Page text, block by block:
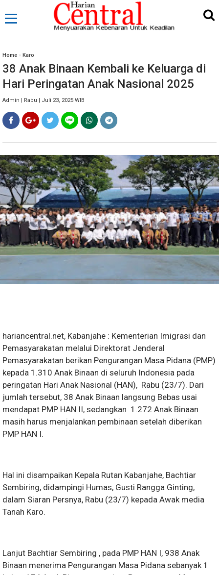
Home » Karo
38 Anak Binaan Kembali ke Keluarga di
Hari Peringatan Anak Nasional 2025
Admin | Rabu | Juli 23, 2025 WIB
hariancentral.net, Kabanjahe : Kementerian Imigrasi dan
Pemasyarakatan melalui Direktorat Jenderal
Pemasyarakatan berikan Pengurangan Masa Pidana (PMP)
kepada 1.310 Anak Binaan di seluruh Indonesia pada
peringatan Hari Anak Nasional (HAN), Rabu (23/7). Dari
jumlah tersebut, 38 Anak Binaan langsung Bebas usai
mendapat PMP HAN II, sedangkan 1.272 Anak Binaan
masih harus menjalankan pembinaan setelah diberikan
PMP HAN I.
Hal ini disampaikan Kepala Rutan Kabanjahe, Bachtiar
Sembiring, didampingi Humas, Gusti Rangga Ginting,
dalam Siaran Persnya, Rabu (23/7) kepada Awak media
Tanah Karo.
Lanjut Bachtiar Sembiring , pada PMP HAN I, 938 Anak
Binaan menerima Pengurangan Masa Pidana sebanyak 1